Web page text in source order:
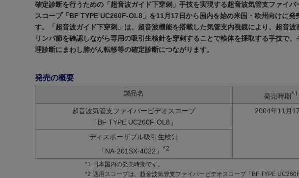
確定診断を行うための「超音波ガイド下穿刺」手技を実現する超音波気管支ファイバ
スコープ「BF TYPE UC260F-OL8」を11月17日から国内を始め米国・欧州向けに発
す。「超音波ガイド下穿刺」は、超音波機能を搭載した気管支内視鏡により、超音波
リンパ節を確認しながら専用の吸引生検針を穿刺することで検体を採取する手技で、
理診断にまわし肺がん転移等の確定診断につながります。
発売の概要
製品名 発売時期*1
超音波気管支ファイバービデオスコープ
「BF TYPE UC260F-OL8」
2004年11月
ディスポーザブル吸引生検針
「NA-201SX-4022」 *2
*1 日本国内の発売時期です。
*2 適用スコープは、超音波気管支ファイバービデオスコープ「BF TYPE